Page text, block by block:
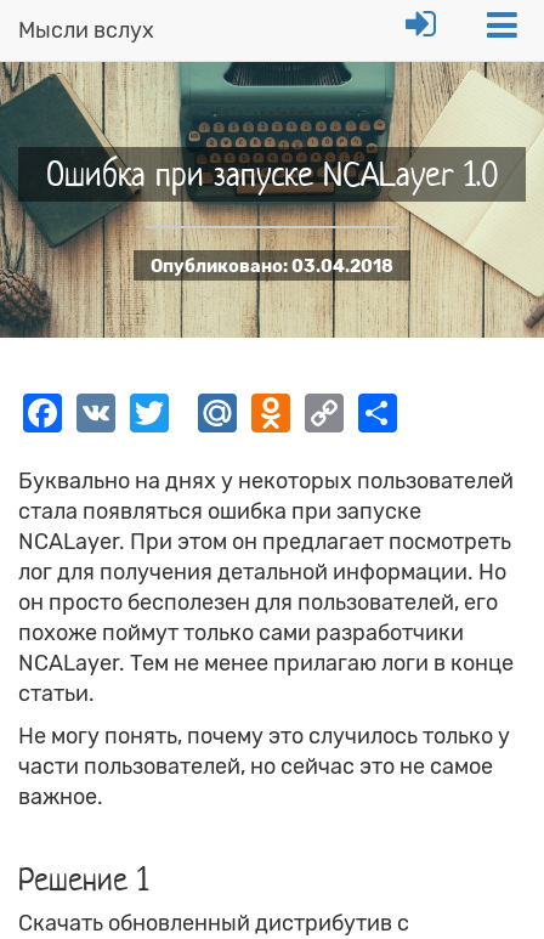
Перейти
к
основному
содержанию
Мысли вслух
Ошибка при запуске NCALayer 1.0
Опубликовано:03.04.2018
Facebook
VK TwitterMail.Ru
Odnoklassniki
Copy
Буквально на днях у некоторых пользователей
стала появляться ошибка при запуске
NCALayer. При этом он предлагает посмотреть
лог для получения детальной информации. Но
он просто бесполезен для пользователей, его
похоже поймут только сами разработчики
NCALayer. Тем не менее прилагаю логи в конце
статьи.
Не могу понять, почему это случилось только у
части пользователей, но сейчас это не самое
важное.
Решение 1
Скачать обновленный дистрибутив с